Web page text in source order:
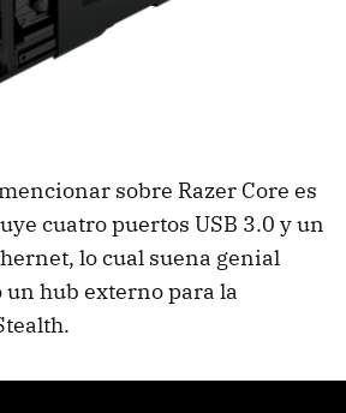
sobre Razer Core es
cuatro puertos USB 3.0 y un
lo cual suena genial
un hub externo para la